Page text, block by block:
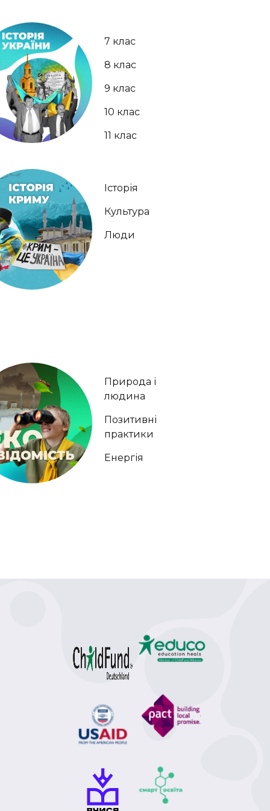
7 клас
8 клас
9 клас
10 клас
11 клас
Історія
Культура
Люди
Природа і
людина
Позитивні
практики
Енергія